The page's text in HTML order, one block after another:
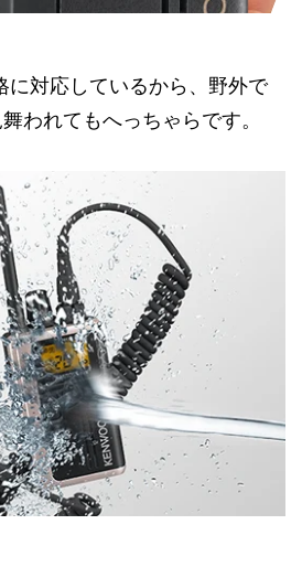
に対応しているから、野外で
われてもへっちゃらです。